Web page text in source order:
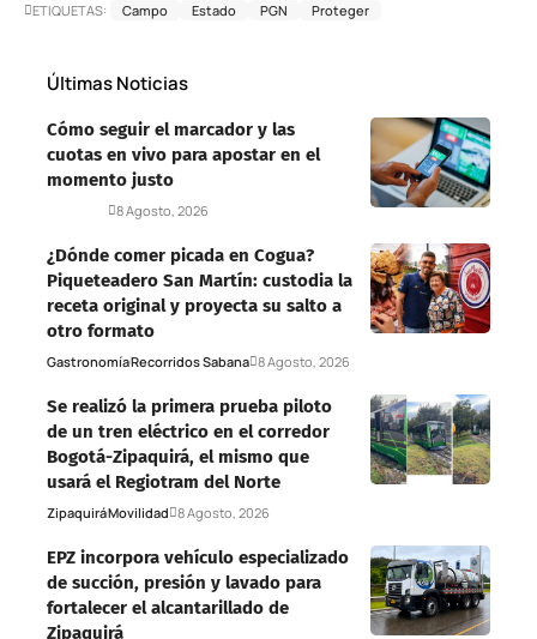
ETIQUETAS: Campo Estado PGN Proteger
Últimas Noticias
Cómo seguir el marcador y las
cuotas en vivo para apostar en el
momento justo
8 Agosto, 2026
¿Dónde comer picada en Cogua?
Piqueteadero San Martín: custodia la
receta original y proyecta su salto a
otro formato
GastronomíaRecorridos Sabana 8 Agosto, 2026
Se realizó la primera prueba piloto
de un tren eléctrico en el corredor
Bogotá-Zipaquirá, el mismo que
usará el Regiotram del Norte
ZipaquiráMovilidad 8 Agosto, 2026
EPZ incorpora vehículo especializado
de succión, presión y lavado para
fortalecer el alcantarillado de
Zipaquirá